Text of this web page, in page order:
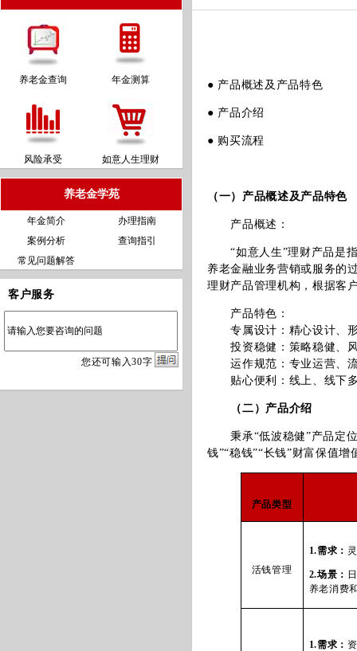
养老金查询 年金测算
风险承受 如意人生理财
养老金学苑
年金简介
办理指南
案例分析
查询指引
常见问题解答
客户服务
您还可输入30字
● 产品概述及产品特色
● 产品介绍
● 购买流程
（一）产品概述及产品特色
产品概述：
“如意人生”理财产品是指
养老金融业务营销或服务的
理财产品管理机构，根据客
产品特色：
专属设计：精心设计、形
投资稳健：策略稳健、风
运作规范：专业运营、流
贴心便利：线上、线下多
（二）产品介绍
秉承“低波稳健”产品定位
钱”“稳钱”“长钱”财富保值
产品类型
活钱管理
1.需求：
2.场景：
养老消费
1.需求：